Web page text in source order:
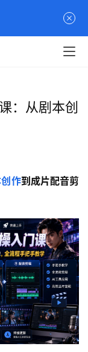
：从剧本创
作到成片配音剪